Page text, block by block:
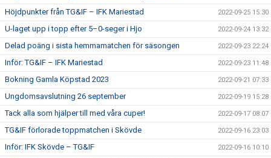
Höjdpunkter från TG&IF – IFK Mariestad 2022-09-25 15:30
U-laget upp i topp efter 5–0-seger i Hjo 2022-09-24 13:32
Delad poäng i sista hemmamatchen för säsongen 2022-09-23 22:24
Inför: TG&IF – IFK Mariestad 2022-09-23 11:48
Bokning Gamla Köpstad 2023 2022-09-21 07:33
Ungdomsavslutning 26 september 2022-09-19 15:28
Tack alla som hjälper till med våra cuper! 2022-09-17 08:07
TG&IF förlorade toppmatchen i Skövde 2022-09-16 23:03
Inför: IFK Skövde – TG&IF 2022-09-16 10:10